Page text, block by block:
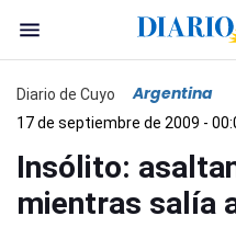
Diario de Cuyo Argentina
17 de septiembre de 2009 -
Insólito:
mientras salía